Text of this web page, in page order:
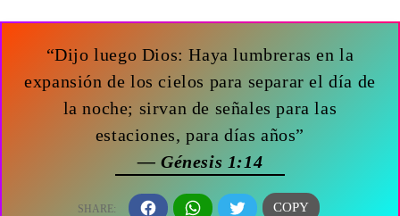
“Dijo luego Dios: Haya lumbreras en la
expansión de los cielos para separar el día de
la noche; sirvan de señales para las
estaciones, para días años”
— Génesis 1:14